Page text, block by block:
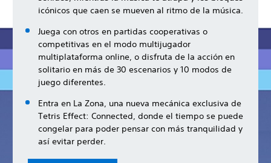
icónicos que caen se mueven al ritmo de la música.
Juega con otros en partidas cooperativas o
competitivas en el modo multijugador
multiplataforma online, o disfruta de la acción en
solitario en más de 30 escenarios y 10 modos de
juego diferentes.
Entra en La Zona, una nueva mecánica exclusiva de
Tetris Effect: Connected, donde el tiempo se puede
congelar para poder pensar con más tranquilidad y
así evitar perder.